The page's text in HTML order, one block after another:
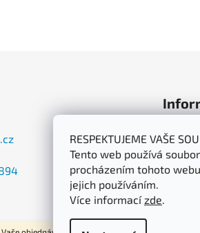
RESPEKTUJEME VAŠE
Tento web používá
procházením tohoto
jejich používáním.
Více informacízde.